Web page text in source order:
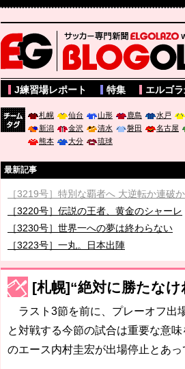
サッカー専門新聞ELGOLAZO web版 BLOGOLA
J練習場レポート 特集 エルゴ
札幌 仙台 山形 鹿島 水戸
新潟
金沢 清水 磐田 名古屋
熊本
大分 琉球
最新記事
［3219号］特別な覇者へ 大逆転か連破か
［3220号］伝説の王者、黄金のシャーレ
［3230号］世界一への夢は終わらない
［3223号］一丸。日本出陣
［3222号］史上最大のW杯開幕 注目は
長谷川 アーリアジャスールさんがシン
[札幌]“絶対に勝たな
ラスト3節を前に、プレーオフ出
と対戦する今節の試合は重要な意
のエース内村圭宏が出場停止とあ